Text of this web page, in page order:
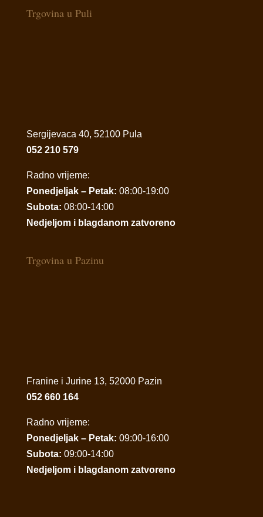
Trgovina u Puli
Sergijevaca 40, 52100 Pula
052 210 579
Radno vrijeme:
Ponedjeljak – Petak: 08:00-19:00
Subota: 08:00-14:00
Nedjeljom i blagdanom zatvoreno
Trgovina u Pazinu
Franine i Jurine 13, 52000 Pazin
052 660 164
Radno vrijeme:
Ponedjeljak – Petak: 09:00-16:00
Subota: 09:00-14:00
Nedjeljom i blagdanom zatvoreno